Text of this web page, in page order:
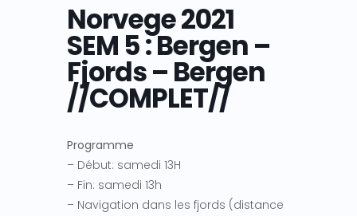
Norvege 2021
SEM 5 : Bergen –
Fjords – Bergen
//COMPLET//
Programme
– Début: samedi 13H
– Fin: samedi 13h
– Navigation dans les fjords (distance